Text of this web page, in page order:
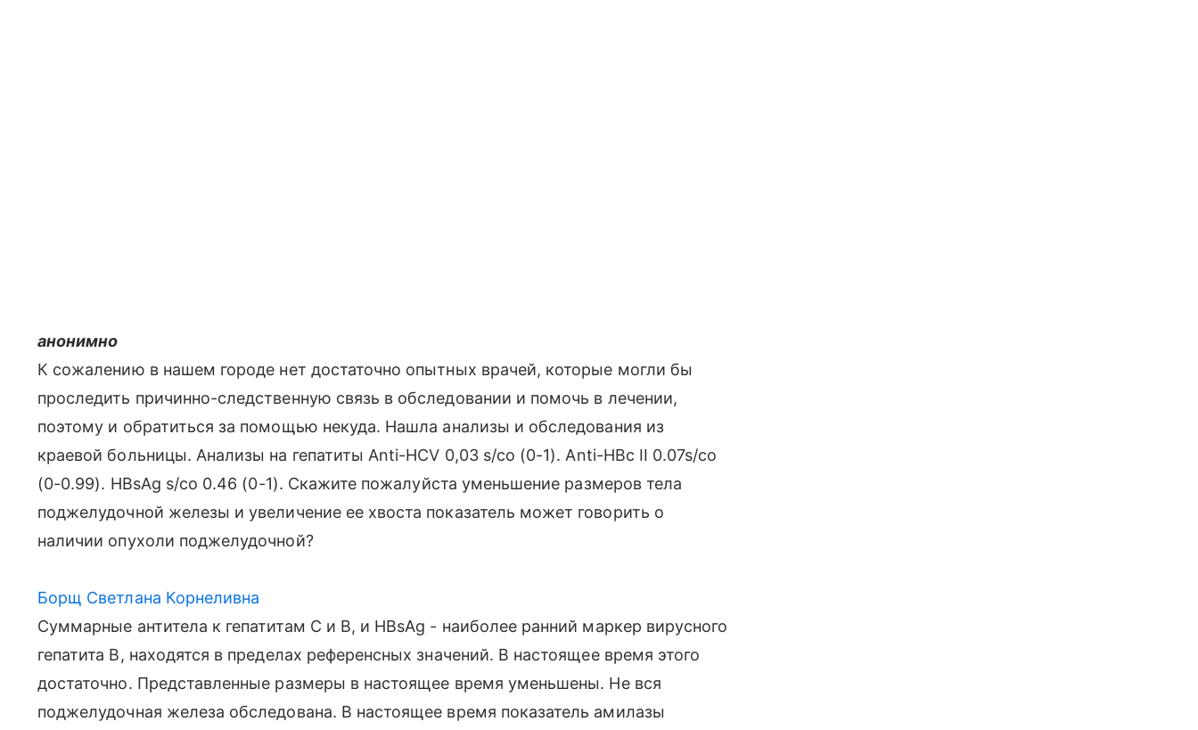
анонимно
К сожалению в нашем городе нет достаточно опытных врачей, которые могли бы
проследить причинно-следственную связь в обследовании и помочь в лечении,
поэтому и обратиться за помощью некуда. Нашла анализы и обследования из
краевой больницы. Анализы на гепатиты Anti-HCV 0,03 s/co (0-1). Anti-HBc II 0.07s/co
(0-0.99). HBsAg s/co 0.46 (0-1). Скажите пожалуйста уменьшение размеров тела
поджелудочной железы и увеличение ее хвоста показатель может говорить о
наличии опухоли поджелудочной?
Борщ Светлана Корнеливна
Суммарные антитела к гепатитам С и В, и HBsAg - наиболее ранний маркер вирусного
гепатита В, находятся в пределах референсных значений. В настоящее время этого
достаточно. Представленные размеры в настоящее время уменьшены. Не вся
поджелудочная железа обследована. В настоящее время показатель амилазы